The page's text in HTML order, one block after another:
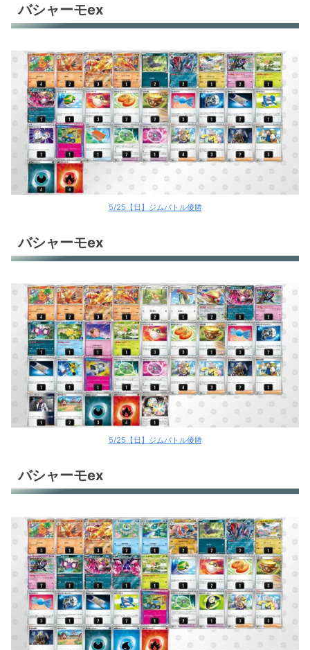
バシャーモex
5/25【日】ジムバトル優勝
バシャーモex
5/25【日】ジムバトル優勝
バシャーモex